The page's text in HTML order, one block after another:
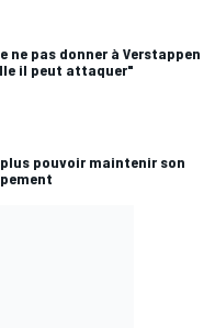
ne pas donner à Verstappen
il peut attaquer"
pouvoir maintenir son